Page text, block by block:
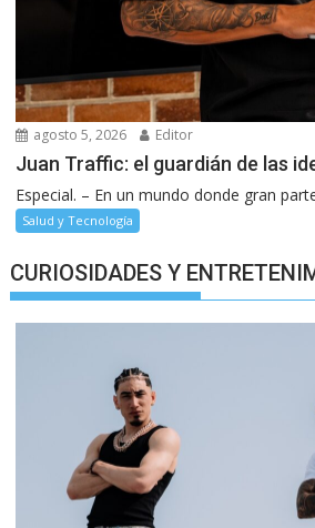
agosto 5, 2026 Editor
Juan Traffic: el guardián de las
Especial. – En un mundo donde gran
Salud y Tecnología
CURIOSIDADES Y